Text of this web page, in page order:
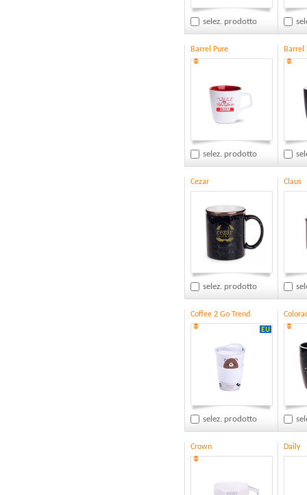
selez. prodotto
Barrel Pure
®
selez. prodotto
Barrel
®
Cezar
selez. prodotto
Claus
Coffee 2 Go Trend
®
selez. prodotto
®
Crown
®
Daily